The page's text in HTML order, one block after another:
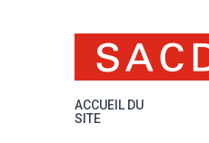
ACCUEIL DU
SITE